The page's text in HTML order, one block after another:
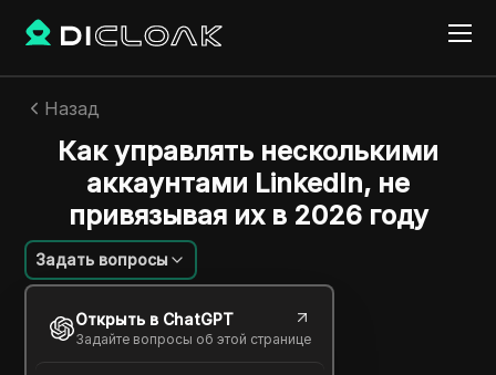
Назад
Как управлять несколькими
аккаунтами LinkedIn, не
привязывая их в 2026 году
Задать вопросы
Открыть в ChatGPT
Задайте вопросы об этой странице
William Davis
12 июня 2026 6 минут